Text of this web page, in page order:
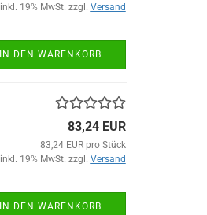
inkl. 19% MwSt. zzgl. Versand
IN DEN WARENKORB
83,24 EUR
83,24 EUR pro Stück
inkl. 19% MwSt. zzgl. Versand
IN DEN WARENKORB